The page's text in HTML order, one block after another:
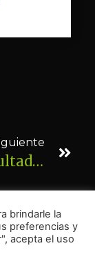
Qué Resultados Puedes Esperar Después De Un Tratamiento De Fisioterapia En Clínica Salux Huelva
brindarle la
preferencias y
acepta el uso